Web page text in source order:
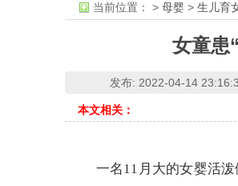
当前位置： > 母婴 > 生儿育
女童患
发布: 2022-04-14
本文相关：
一名11月大的女婴活